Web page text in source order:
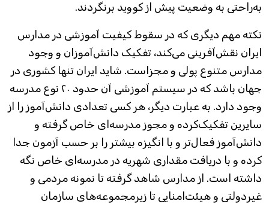
به‌راحتی به وضعیت پیش از کووید برنگردند.
نکته مهم دیگری که در سقوط کیفیت آموزشی در مدارس
ایران نقش‌آفرینی می‌کند، تفکیک دانش‌آموزان و وجود
مدارس متنوع پولی و مجزاست. شاید ایران تنها کشوری در
جهان باشد که در سیستم آموزشی آن حدود ۲۰ نوع مدرسه
وجود دارد. به عبارت دیگر، هر کسی تعدادی دانش‌آموز را از
سایرین تفکیک‌کرده و مجوز مدرسه‌ای خاص گرفته و
دانش‌آموز فعال‌تر و با انگیزه بیشتر را بر حسب آزمون جدا
کرده و با دریافت مقداری شهریه در مدرسه‌ای خاص نگه‌
داشته ‌است. از مدارس شاهد گرفته تا نمونه مردمی و
غیردولتی و هیئت‌امنایی تا زیرمجموعه‌های سازمان